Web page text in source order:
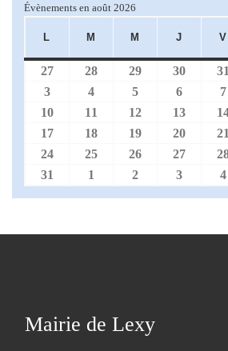
Évènements en août 2026
L LUNDIM MARDI
M MERCREDI
J JEUDIV
27 27 juillet 2026
28 28 juillet 2026
29 29 juillet 2026
30 30 31
3 3 août 2026
4 4 août 2026
5 5 août 2026
6 6 août 7
10 10 août 2026
11 11 août 2026
12 12 août 2026
13 13 août
17 17 août 2026
18 18 août 2026
19 19 août 2026
20 20 août
21
24 24 août 2026
25 25 août 2026
26 26 août 2026
27 27 août
31
31 août 2026
1 1 septembre 2026
2 2 septembre 2026
3 3 4
Mairie de Lexy